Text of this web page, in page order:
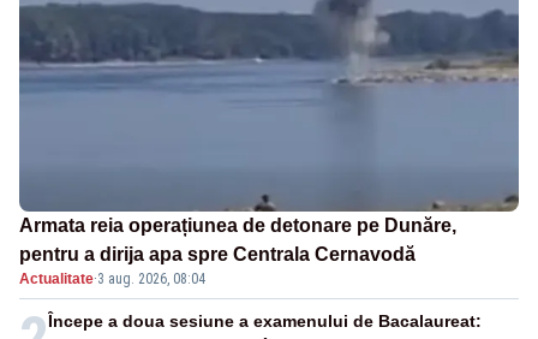
Armata reia operațiunea de detonare pe Dunăre,
pentru a dirija apa spre Centrala Cernavodă
Actualitate·3 aug. 2026, 08:04
Începe a doua sesiune a examenului de Bacalaureat: